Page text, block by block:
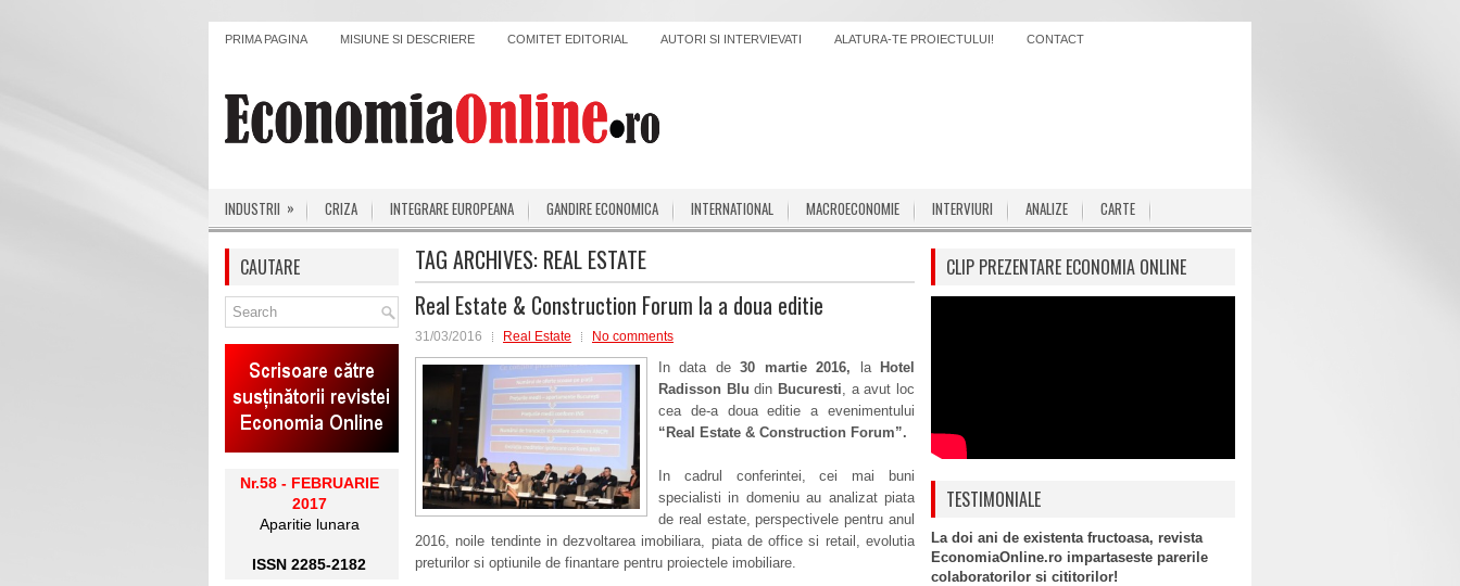
PRIMA PAGINA MISIUNE SI DESCRIERE COMITET EDITORIAL AUTORI SI INTERVIEVATI ALATURA-TE PROIECTULUI! CONTACT
INDUSTRII » CRIZA INTEGRARE EUROPEANA GANDIRE ECONOMICA INTERNATIONAL MACROECONOMIE INTERVIURI ANALIZE CARTE
TAG ARCHIVES: REAL ESTATE
Real Estate & Construction Forum la a doua editie
31/03/2016 Real Estate No comments
In data de30 martie 2016, laHotel
Radisson Bludin Bucuresti, a avut loc
cea de-a doua editie a evenimentului
“ Real Estate & Construction Forum”.
In cadrul conferintei, cei mai buni
specialisti in domeniu au analizat piata
de real estate, perspectivele pentru anul
2016, noile tendinte in dezvoltarea imobiliara, piata de office si retail, evolutia
preturilor si optiunile de finantare pentru proiectele imobiliare.
CAUTARE
Nr.58 - FEBRUARIE
2017
Aparitie lunara
ISSN 2285-2182
CLIP PREZENTARE ECONOMIA ONLINE
TESTIMONIALE
La doi ani de existenta fructoasa, revista
EconomiaOnline.ro impartaseste parerile
colaboratorilor si cititorilor!